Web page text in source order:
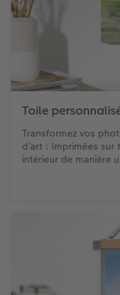
Toile
Transformez vos
d’art : Imprimées
intérieur de manière